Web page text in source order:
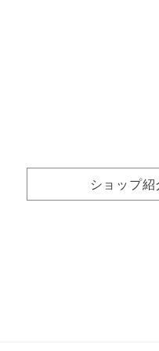
ショップ紹